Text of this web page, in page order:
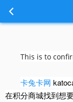
This is to
卡兔卡网
在积分商城找到想